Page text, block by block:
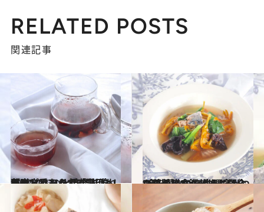
RELATED POSTS
関連記事
2022.11.30
薬膳ドリンクで「温活」が楽しくなる 手軽に作れる3つのレシピをご紹介！ 冬の定番みかんで潤いもアップ！
グルメ 2022.10.1
“金針菜”の鉄分はホウレン草の約20倍 生理痛がつらい人に食べてほしい 3つの薬膳レシピをご紹介
グルメ